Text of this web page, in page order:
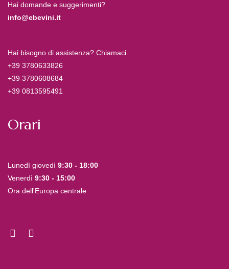
Hai domande e suggerimenti?
info@ebevini.it
Hai bisogno di assistenza? Chiamaci.
+39 3780633826
+39 3780608684
+39 0813595491
Orari
Lunedì giovedì 9:30 - 18:00
Venerdì 9:30 - 15:00
Ora dell'Europa centrale